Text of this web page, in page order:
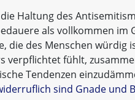
Haltung des
als vollkommen im
die des Menschen würdig
verpflichtet fühlt,
Tendenzen
sind Gnade und